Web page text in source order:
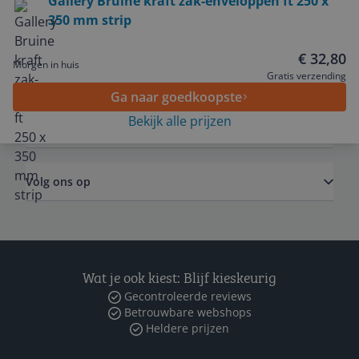
350 mm strip
Morgen in huis € 32,80
Gratis verzending
Ga naar goedkoopste
Bekijk alle prijzen
Service
Algemeen
Volg ons op
Wat je ook kiest: Blijf kieskeurig
Gecontroleerde reviews
Betrouwbare webshops
Heldere prijzen